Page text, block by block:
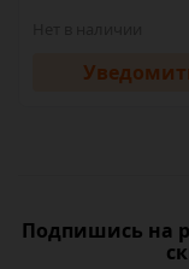
Подпишись на